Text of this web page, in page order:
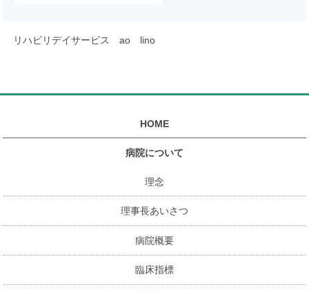
リハビリデイサービス ao lino
HOME
病院について
理念
理事長あいさつ
病院概要
臨床指標